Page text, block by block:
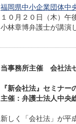
福岡県中小企業団体中
１０月２０日（木）午
小林章博弁護士が講演
当事務所主催 会社法
『新会社法』セミナー
主催：弁護士法人中央
新しく「会社法」が平